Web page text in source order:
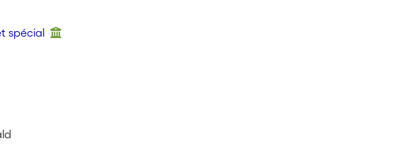
spécial